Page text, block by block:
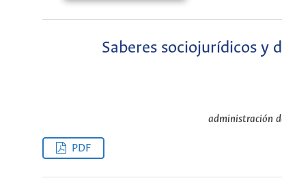
Saberes sociojurídicos y
administración
PDF